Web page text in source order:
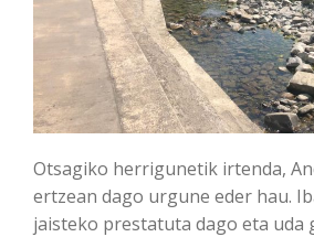
Otsagiko herrigunetik irtenda,
ertzean dago urgune eder hau.
jaisteko prestatuta dago eta uda